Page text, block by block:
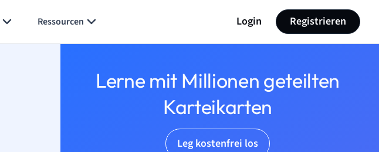
Ressourcen Login Registrieren
Lerne mit Millionen geteilten
Karteikarten
Leg kostenfrei los